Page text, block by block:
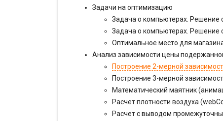
Задачи на оптимизацию
Задача о компьютерах. Решение
Задача о компьютерах. Решение
Оптимальное место для
Анализ зависимости цены
Построение 2-мерной
Построение 3-мерной
Математический маятник
Расчет плотности воздуха
Расчет с выводом